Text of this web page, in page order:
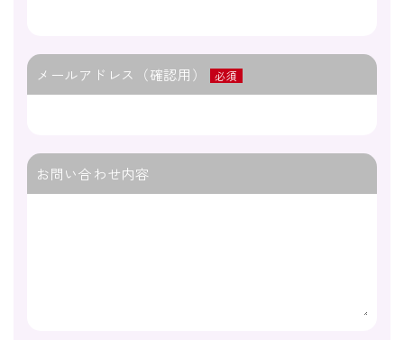
メールアドレス（確認用） 必須
お問い合わせ内容